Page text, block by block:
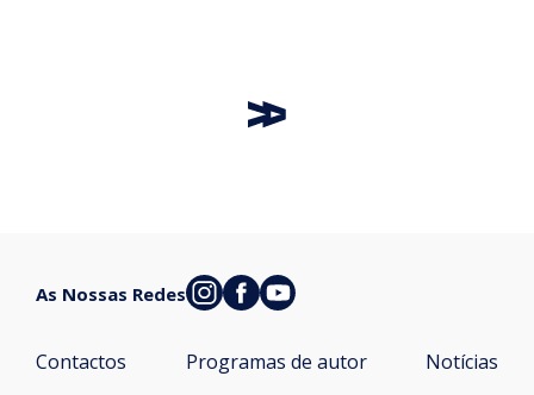
Contactos Programas de autor Notícias
As Nossas Redes